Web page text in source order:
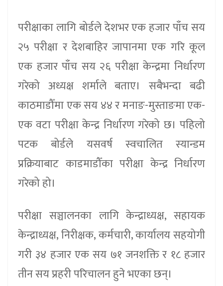
परीक्षाका लागि बोर्डले देशभर एक हजार पाँच सय
२५ परीक्षा र देशबाहिर जापानमा एक गरि कूल
एक हजार पाँच सय २६ परीक्षा केन्द्रमा निर्धारण
गरेको अध्यक्ष शर्माले बताए। सबैभन्दा बढी
काठमाडौँमा एक सय ४४ र मनाङ-मुस्ताङमा एक-
एक वटा परीक्षा केन्द्र निर्धारण गरेको छ। पहिलो
पटक बोर्डले यसवर्ष स्वचालित स्यान्डम
प्रक्रियाबाट काडमाडौँका परीक्षा केन्द्र निर्धारण
गरेको हो।
परीक्षा सञ्चालनका लागि केन्द्राध्यक्ष, सहायक
केन्द्राध्यक्ष, निरीक्षक, कर्मचारी, कार्यालय सहयोगी
गरी ३४ हजार एक सय ७१ जनशक्ति र १८ हजार
तीन सय प्रहरी परिचालन हुने भएका छन्।